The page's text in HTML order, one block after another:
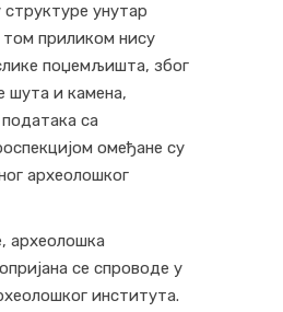
унутар
приликом нису
поџемљишта, због
шута и камена,
са
омеђане су
археолошког
археолошка
се спроводе у
института.